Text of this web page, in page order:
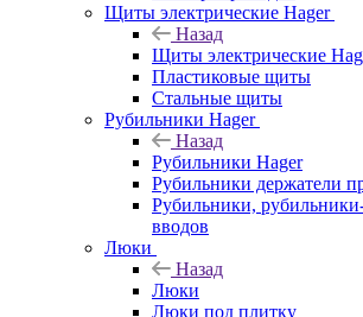
Щиты электрические Hager
Назад
Щиты электрические
Пластиковые щиты
Стальные щиты
Рубильники Hager
Назад
Рубильники Hager
Рубильники держатели
Рубильники,
вводов
Люки
Назад
Люки
Люки под плитку